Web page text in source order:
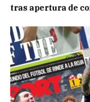
tras apertura de